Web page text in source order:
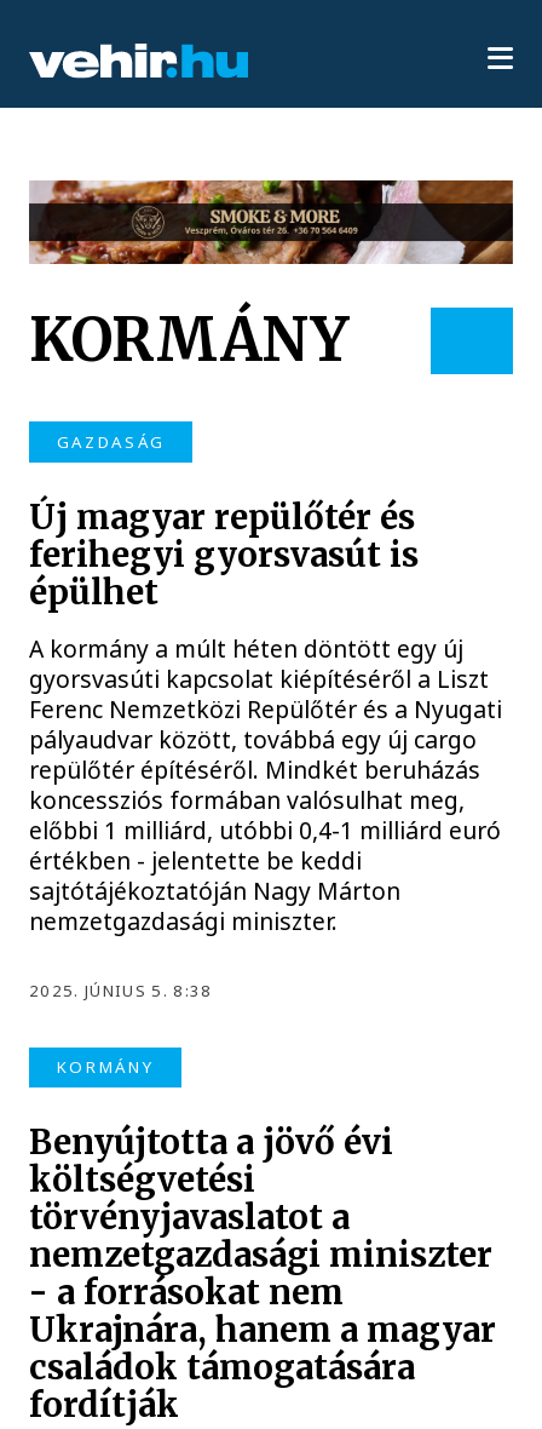
KORMÁNY
GAZDASÁG
Új magyar repülőtér és
ferihegyi gyorsvasút is
épülhet
A kormány a múlt héten döntött egy új
gyorsvasúti kapcsolat kiépítéséről a Liszt
Ferenc Nemzetközi Repülőtér és a Nyugati
pályaudvar között, továbbá egy új cargo
repülőtér építéséről. Mindkét beruházás
koncessziós formában valósulhat meg,
előbbi 1 milliárd, utóbbi 0,4-1 milliárd euró
értékben - jelentette be keddi
sajtótájékoztatóján Nagy Márton
nemzetgazdasági miniszter.
2025. JÚNIUS 5. 8:38
KORMÁNY
Benyújtotta a jövő évi
költségvetési
törvényjavaslatot a
nemzetgazdasági miniszter
- a forrásokat nem
Ukrajnára, hanem a magyar
családok támogatására
fordítják